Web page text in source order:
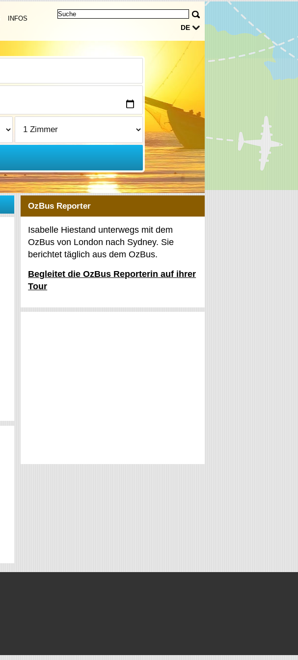
DE
INFOS
OzBus Reporter
Isabelle Hiestand unterwegs mit dem
OzBus von London nach Sydney. Sie
berichtet täglich aus dem OzBus.
Begleitet die OzBus Reporterin auf ihrer
Tour